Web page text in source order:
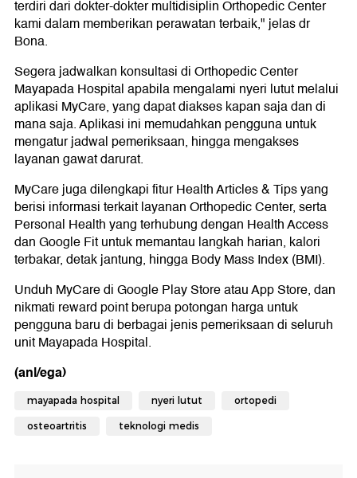
terdiri dari dokter-dokter multidisiplin Orthopedic Center
kami dalam memberikan perawatan terbaik," jelas dr
Bona.
Segera jadwalkan konsultasi di Orthopedic Center
Mayapada Hospital apabila mengalami nyeri lutut melalui
aplikasi MyCare, yang dapat diakses kapan saja dan di
mana saja. Aplikasi ini memudahkan pengguna untuk
mengatur jadwal pemeriksaan, hingga mengakses
layanan gawat darurat.
MyCare juga dilengkapi fitur Health Articles & Tips yang
berisi informasi terkait layanan Orthopedic Center, serta
Personal Health yang terhubung dengan Health Access
dan Google Fit untuk memantau langkah harian, kalori
terbakar, detak jantung, hingga Body Mass Index (BMI).
Unduh MyCare di Google Play Store atau App Store, dan
nikmati reward point berupa potongan harga untuk
pengguna baru di berbagai jenis pemeriksaan di seluruh
unit Mayapada Hospital.
(anl/ega)
mayapada hospital nyeri lutut ortopedi
osteoartritis teknologi medis